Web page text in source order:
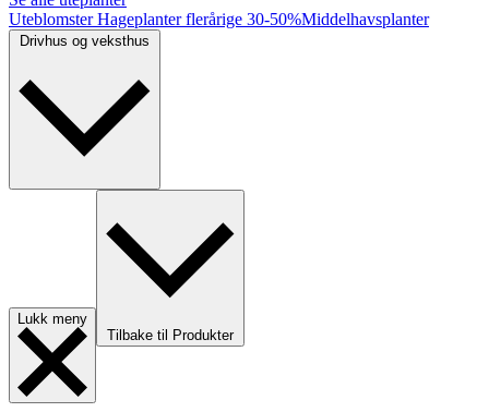
UteblomsterHageplanter flerårige 30-50%Middelhavsplanter
Lukk meny
Tilbake til Produkter